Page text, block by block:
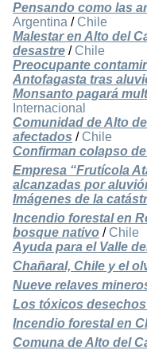
Pensando como las
Argentina / Chile
Malestar en Alto del
desastre / Chile
Preocupante
Antofagasta tras
Monsanto pagará
Internacional
Comunidad de Alto
afectados / Chile
Confirman colapso
Empresa “Frutícola
alcanzadas por
Imágenes de la
Incendio forestal en
bosque nativo / Chile
Ayuda para el Valle
Chañaral, Chile y el
Nueve relaves
Los tóxicos desechos
Incendio forestal en
Comuna de Alto del